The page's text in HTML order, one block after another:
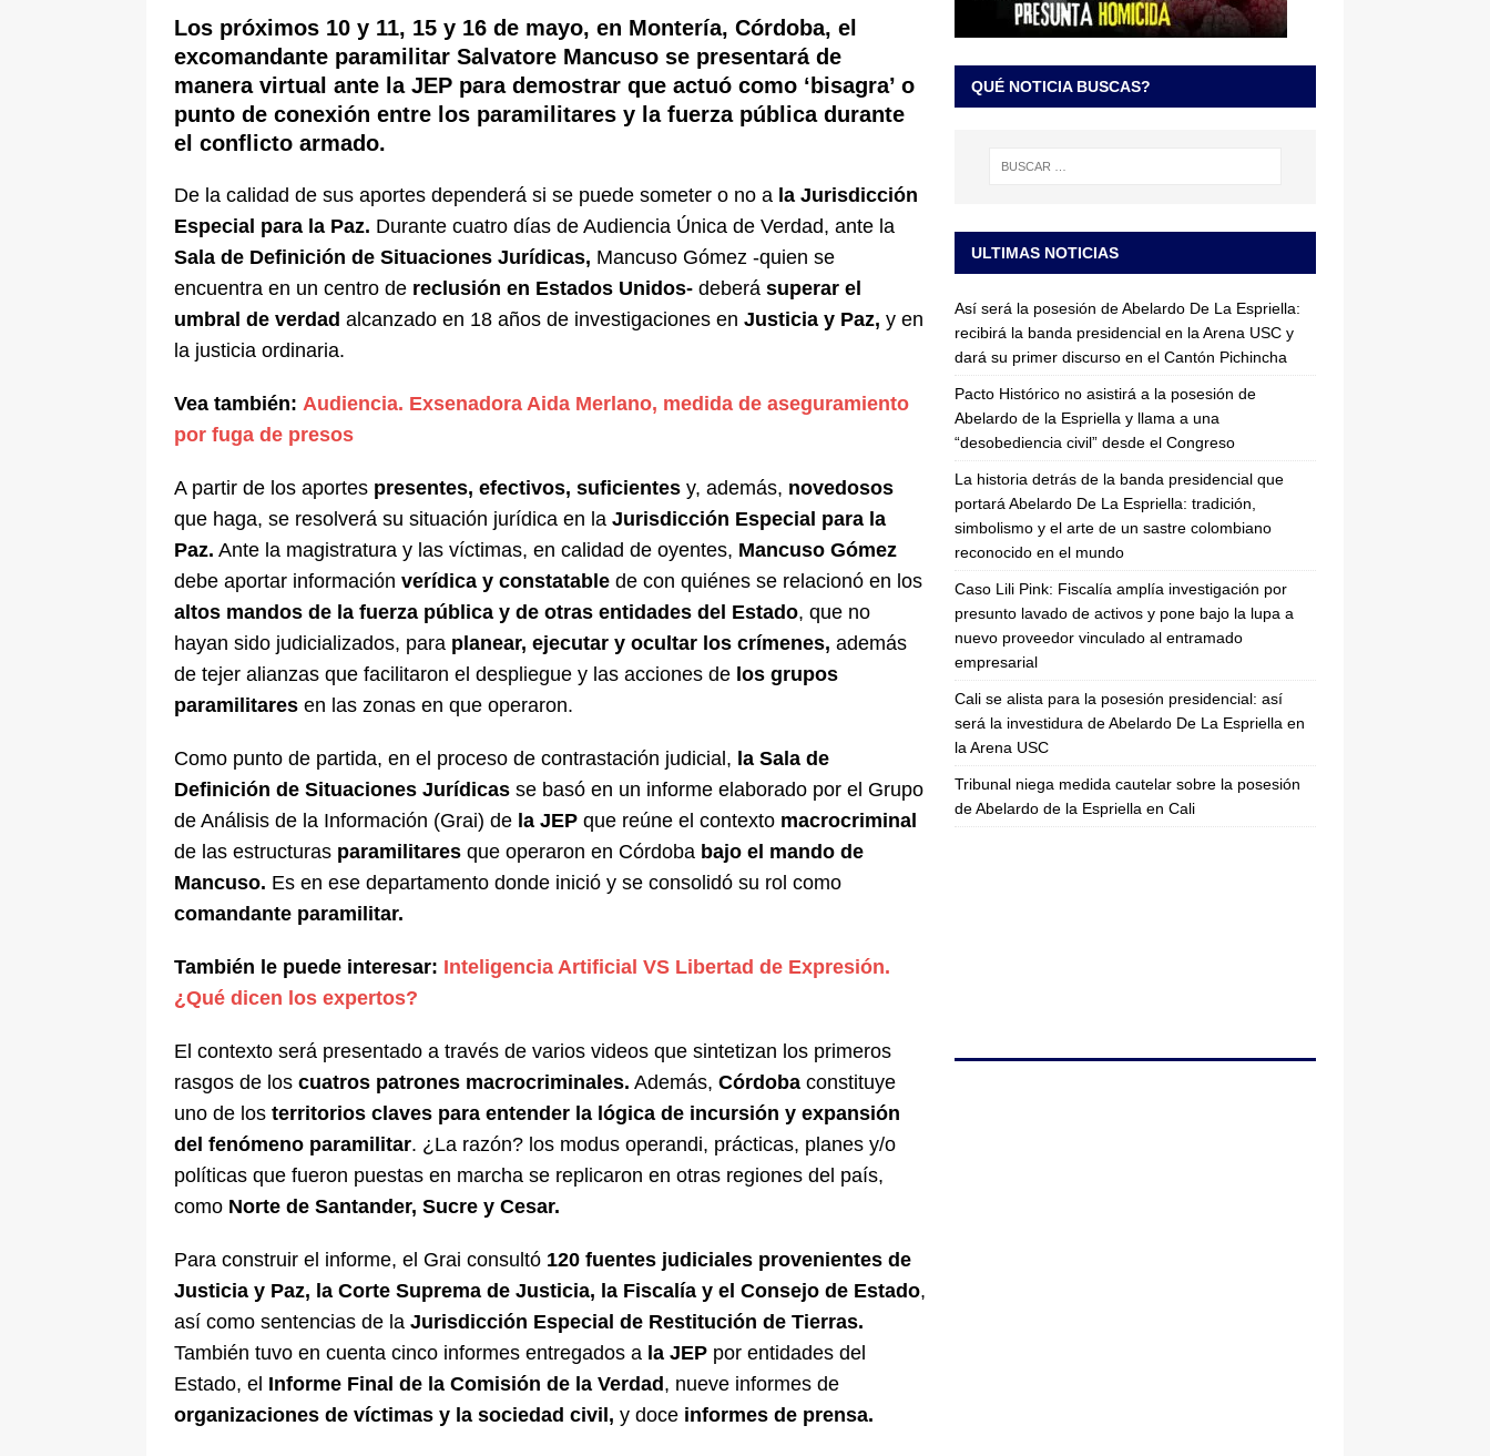
pone bajo la lupa a nuevo proveedor vinculado al entramado empresarial JUDICIALES
[ 6 de agosto de 2026 ] Cali se alista para la posesión presidencial: así será la investidura de Abelardo
De La Espriella en la Arena USC LO ÚLTIMO
Los próximos 10 y 11, 15 y 16 de mayo, en Montería, Córdoba, el
excomandante paramilitar Salvatore Mancuso se presentará de
manera virtual ante la JEP para demostrar que actuó como ‘bisagra’ o
punto de conexión entre los paramilitares y la fuerza pública durante
el conflicto armado.
De la calidad de sus aportes dependerá si se puede someter o no a la Jurisdicción
Especial para la Paz. Durante cuatro días de Audiencia Única de Verdad, ante la
Sala de Definición de Situaciones Jurídicas, Mancuso Gómez -quien se
encuentra en un centro de reclusión en Estados Unidos- deberá superar el
umbral de verdad alcanzado en 18 años de investigaciones en Justicia y Paz, y en
la justicia ordinaria.
Vea también: Audiencia. Exsenadora Aida Merlano, medida de aseguramiento
por fuga de presos
A partir de los aportes presentes, efectivos, suficientes y, además, novedosos
que haga, se resolverá su situación jurídica en la Jurisdicción Especial para la
Paz. Ante la magistratura y las víctimas, en calidad de oyentes, Mancuso Gómez
debe aportar información verídica y constatable de con quiénes se relacionó en los
altos mandos de la fuerza pública y de otras entidades del Estado, que no
hayan sido judicializados, para planear, ejecutar y ocultar los crímenes, además
de tejer alianzas que facilitaron el despliegue y las acciones de los grupos
paramilitares en las zonas en que operaron.
Como punto de partida, en el proceso de contrastación judicial, la Sala de
Definición de Situaciones Jurídicas se basó en un informe elaborado por el Grupo
de Análisis de la Información (Grai) de la JEP que reúne el contexto macrocriminal
de las estructuras paramilitares que operaron en Córdoba bajo el mando de
Mancuso. Es en ese departamento donde inició y se consolidó su rol como
comandante paramilitar.
También le puede interesar: Inteligencia Artificial VS Libertad de Expresión.
¿Qué dicen los expertos?
El contexto será presentado a través de varios videos que sintetizan los primeros
rasgos de los cuatros patrones macrocriminales. Además, Córdoba constituye
uno de los territorios claves para entender la lógica de incursión y expansión
del fenómeno paramilitar. ¿La razón? los modus operandi, prácticas, planes y/o
políticas que fueron puestas en marcha se replicaron en otras regiones del país,
como Norte de Santander, Sucre y Cesar.
Para construir el informe, el Grai consultó 120 fuentes judiciales provenientes de
Justicia y Paz, la Corte Suprema de Justicia, la Fiscalía y el Consejo de Estado,
así como sentencias de la Jurisdicción Especial de Restitución de Tierras.
También tuvo en cuenta cinco informes entregados a la JEP por entidades del
Estado, el Informe Final de la Comisión de la Verdad , nueve informes de
organizaciones de víctimas y la sociedad civil, y doce informes de prensa.
QUÉ NOTICIA BUSCAS?
ULTIMAS NOTICIAS
Así será la posesión de Abelardo De La Espriella:
recibirá la banda presidencial en la Arena USC y
dará su primer discurso en el Cantón Pichincha
Pacto Histórico no asistirá a la posesión de
Abelardo de la Espriella y llama a una
“desobediencia civil” desde el Congreso
La historia detrás de la banda presidencial que
portará Abelardo De La Espriella: tradición,
simbolismo y el arte de un sastre colombiano
reconocido en el mundo
Caso Lili Pink: Fiscalía amplía investigación por
presunto lavado de activos y pone bajo la lupa a
nuevo proveedor vinculado al entramado
empresarial
Cali se alista para la posesión presidencial: así
será la investidura de Abelardo De La Espriella en
la Arena USC
Tribunal niega medida cautelar sobre la posesión
de Abelardo de la Espriella en Cali